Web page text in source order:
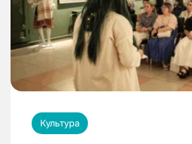
Культура